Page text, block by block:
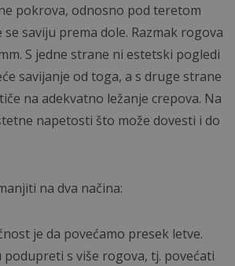
pokrova, odnosno pod teretom
saviju prema dole. Razmak rogova
S jedne strane ni estetski pogledi
savijanje od toga, a s druge strane
na adekvatno ležanje crepova. Na
napetosti što može dovesti i do
na dva načina:
je da povećamo presek letve.
podupreti s više rogova, tj. povećati